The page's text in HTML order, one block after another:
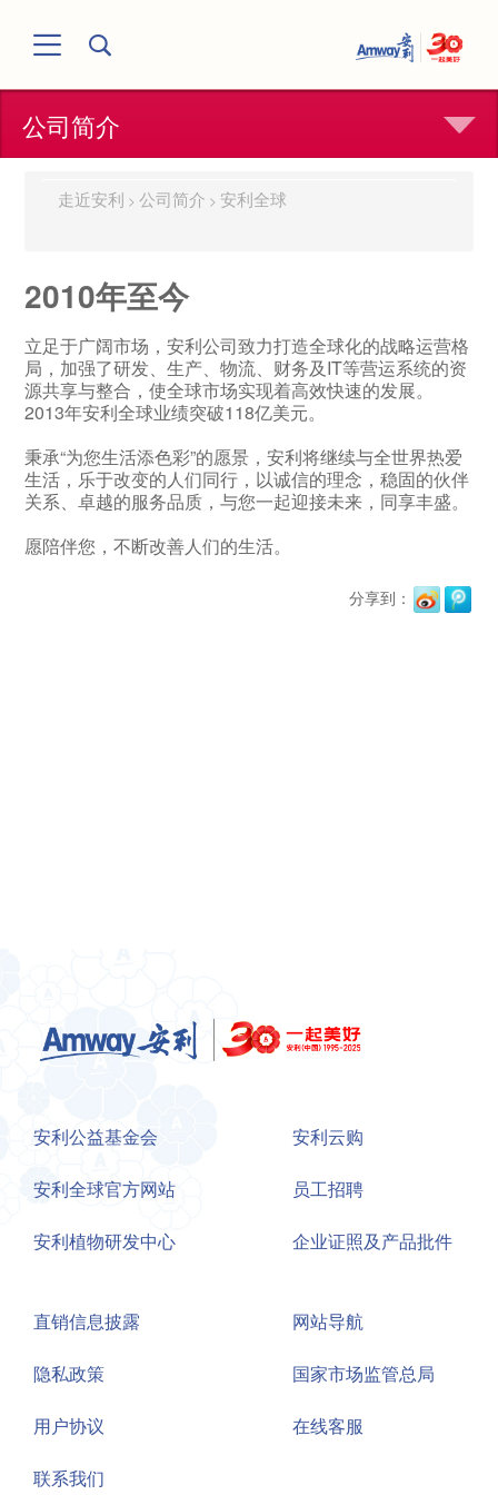
公司简介
走近安利 >公司简介 > 安利全球
2010年至今
立足于广阔市场，安利公司致力打造全球化的战略运营格
局，加强了研发、生产、物流、财务及IT等营运系统的资
源共享与整合，使全球市场实现着高效快速的发展。
2013年安利全球业绩突破118亿美元。
秉承“为您生活添色彩”的愿景，安利将继续与全世界热爱
生活，乐于改变的人们同行，以诚信的理念，稳固的伙伴
关系、卓越的服务品质，与您一起迎接未来，同享丰盛。
愿陪伴您，不断改善人们的生活。
分享到：
安利公益基金会
安利全球官方网站
安利植物研发中心
安利云购
员工招聘
企业证照及产品批件
直销信息披露
隐私政策
用户协议
联系我们
网站导航
国家市场监管总局
在线客服